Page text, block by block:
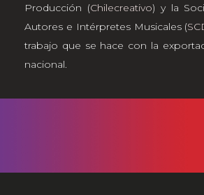
Producción (Chilecreativo) y la
Autores e Intérpretes Musicales (
trabajo que se hace con la
nacional.